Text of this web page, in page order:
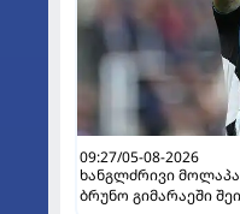
09:27/05-08-2026
ხანგლძრივი
ბრუნო გიმარაეში